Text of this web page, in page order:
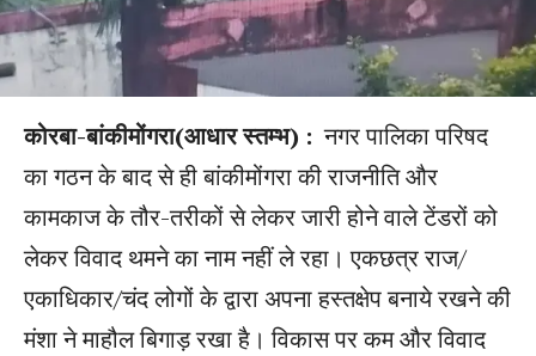
कोरबा-बांकीमोंगरा(आधार स्तम्भ) : नगर पालिका परिषद
का गठन के बाद से ही बांकीमोंगरा की राजनीति और
कामकाज के तौर-तरीकों से लेकर जारी होने वाले टेंडरों को
लेकर विवाद थमने का नाम नहीं ले रहा। एकछत्र राज/
एकाधिकार/चंद लोगों के द्वारा अपना हस्तक्षेप बनाये रखने की
मंशा ने माहौल बिगाड़ रखा है। विकास पर कम और विवाद